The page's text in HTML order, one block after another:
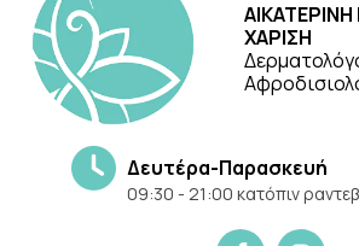
ΑΙΚΑΤΕΡΙΝΗ
ΧΑΡΙΣΗ
Δευτέρα-Παρασκευή
09:30 - 21:00 κατόπιν